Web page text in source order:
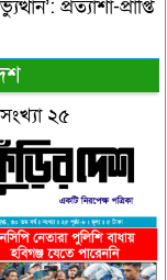
প্রত্যাশা-প্রাপ্তি
২৫